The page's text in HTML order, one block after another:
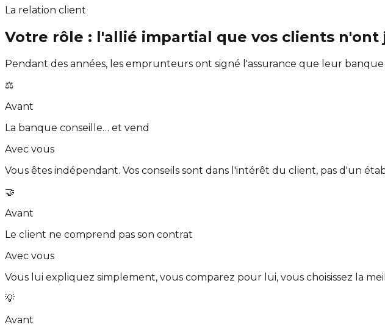
La relation client
Votre rôle : l'allié impartial que vos clients n'ont
Pendant des années, les emprunteurs ont signé l'assurance que leur banque
⚖️
Avant
La banque conseille… et vend
Avec vous
Vous êtes indépendant. Vos conseils sont dans l'intérêt du client, pas d'un
🤝
Avant
Le client ne comprend pas son contrat
Avec vous
Vous lui expliquez simplement, vous comparez pour lui, vous choisissez la
💡
Avant